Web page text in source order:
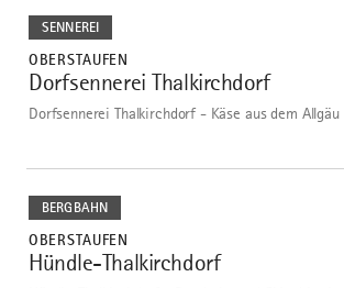
SENNEREI
OBERSTAUFEN
2
Dorfsennerei Thalkirchdorf
Dorfsennerei Thalkirchdorf - Käse aus dem Allgäu
dazu
BERGBAHN
OBERSTAUFEN
3
Hündle-Thalkirchdorf
dazu